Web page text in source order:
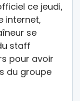
ce jeudi,
internet,
se
staff
pour avoir
du groupe